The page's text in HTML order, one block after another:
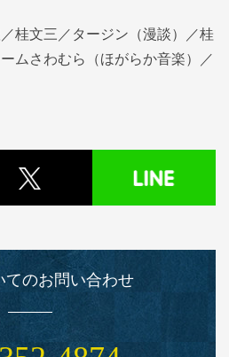
桂文三／タージン（漫談）／桂
ムさわむら（ほがらか音楽）／
てのお問い合わせ